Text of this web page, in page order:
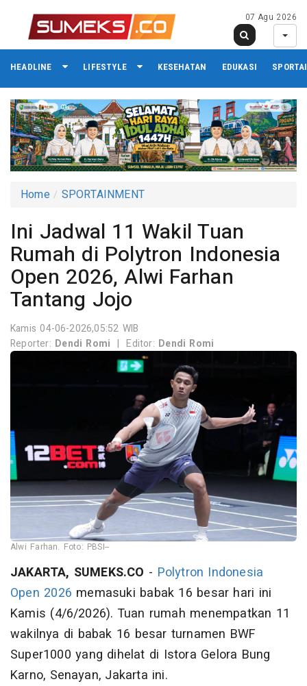
07 Agu 2026
HEADLINE LIFESTYLE KESEHATAN EDUKASI
Home SPORTAINMENT
Ini Jadwal 11 Wakil Tuan
Rumah di Polytron Indonesia
Open 2026, Alwi Farhan
Tantang Jojo
Kamis 04-06-2026,05:52 WIB
Reporter: Dendi Romi | Editor: Dendi Romi
Alwi Farhan. Foto: PBSI--
JAKARTA, SUMEKS.CO - Polytron Indonesia
Open 2026 memasuki babak 16 besar hari ini
Kamis (4/6/2026). Tuan rumah menempatkan 11
wakilnya di babak 16 besar turnamen BWF
Super1000 yang dihelat di Istora Gelora Bung
Karno, Senayan, Jakarta ini.